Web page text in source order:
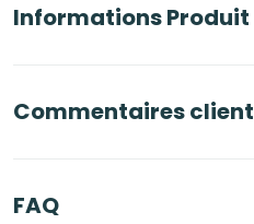
Informations Produit
Commentaires client
FAQ